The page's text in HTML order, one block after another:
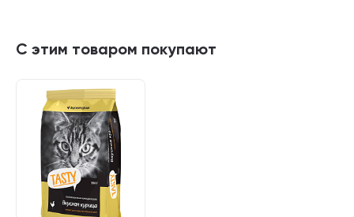
С этим товаром покупают